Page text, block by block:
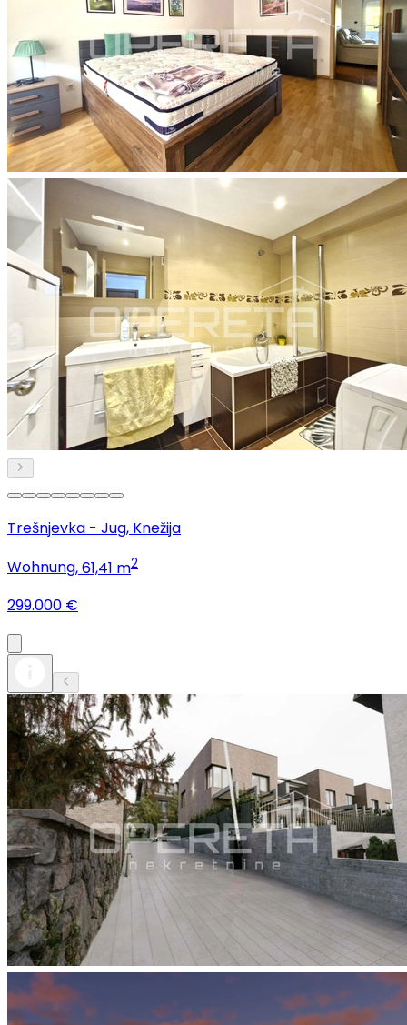
Trešnjevka - Jug, Knežija
Wohnung, 61,41 m2
299.000 €